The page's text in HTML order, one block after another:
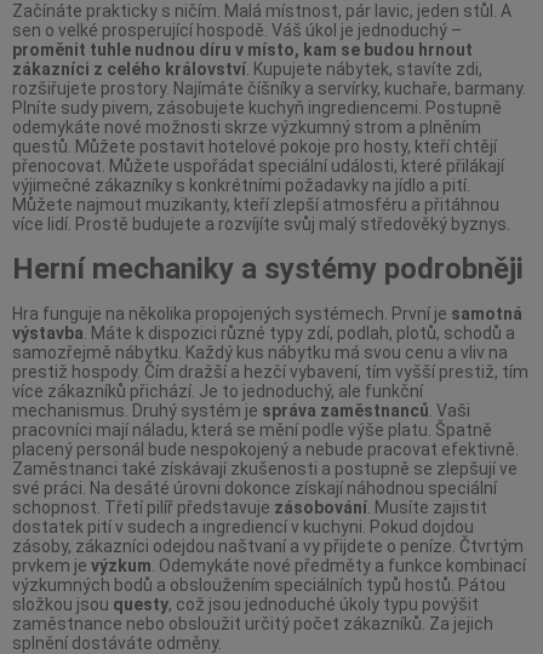
Začínáte prakticky s ničím. Malá místnost, pár lavic, jeden stůl. A
sen o velké prosperující hospodě. Váš úkol je jednoduchý –
proměnit tuhle nudnou díru v místo, kam se budou hrnout
zákazníci z celého království . Kupujete nábytek, stavíte zdi,
rozšiřujete prostory. Najímáte číšníky a servírky, kuchaře, barmany.
Plníte sudy pivem, zásobujete kuchyň ingrediencemi. Postupně
odemykáte nové možnosti skrze výzkumný strom a plněním
questů. Můžete postavit hotelové pokoje pro hosty, kteří chtějí
přenocovat. Můžete uspořádat speciální události, které přilákají
výjimečné zákazníky s konkrétními požadavky na jídlo a pití.
Můžete najmout muzikanty, kteří zlepší atmosféru a přitáhnou
více lidí. Prostě budujete a rozvíjíte svůj malý středověký byznys.
Herní mechaniky a systémy podrobněji
Hra funguje na několika propojených systémech. První je samotná
výstavba . Máte k dispozici různé typy zdí, podlah, plotů, schodů a
samozřejmě nábytku. Každý kus nábytku má svou cenu a vliv na
prestiž hospody. Čím dražší a hezčí vybavení, tím vyšší prestiž, tím
více zákazníků přichází. Je to jednoduchý, ale funkční
mechanismus. Druhý systém je správa zaměstnanců . Vaši
pracovníci mají náladu, která se mění podle výše platu. Špatně
placený personál bude nespokojený a nebude pracovat efektivně.
Zaměstnanci také získávají zkušenosti a postupně se zlepšují ve
své práci. Na desáté úrovni dokonce získají náhodnou speciální
schopnost. Třetí pilíř představuje zásobování . Musíte zajistit
dostatek pití v sudech a ingrediencí v kuchyni. Pokud dojdou
zásoby, zákazníci odejdou naštvaní a vy přijdete o peníze. Čtvrtým
prvkem je výzkum . Odemykáte nové předměty a funkce kombinací
výzkumných bodů a obsloužením speciálních typů hostů. Pátou
složkou jsou questy, což jsou jednoduché úkoly typu povýšit
zaměstnance nebo obsloužit určitý počet zákazníků. Za jejich
splnění dostáváte odměny.